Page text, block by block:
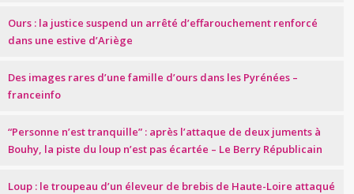
Ours : la justice suspend un arrêté d’effarouchement renforcé
dans une estive d’Ariège
Des images rares d’une famille d’ours dans les Pyrénées –
franceinfo
“Personne n’est tranquille” : après l’attaque de deux juments à
Bouhy, la piste du loup n’est pas écartée – Le Berry Républicain
Loup : le troupeau d’un éleveur de brebis de Haute-Loire attaqué